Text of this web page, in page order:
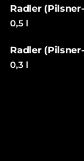
Radler
0,5 l
Radler
0,3 l